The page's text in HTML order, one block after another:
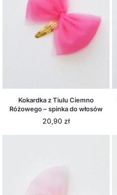
Kokardka z Tiulu Ciemno
Różowego – spinka do włosów
20,90 zł